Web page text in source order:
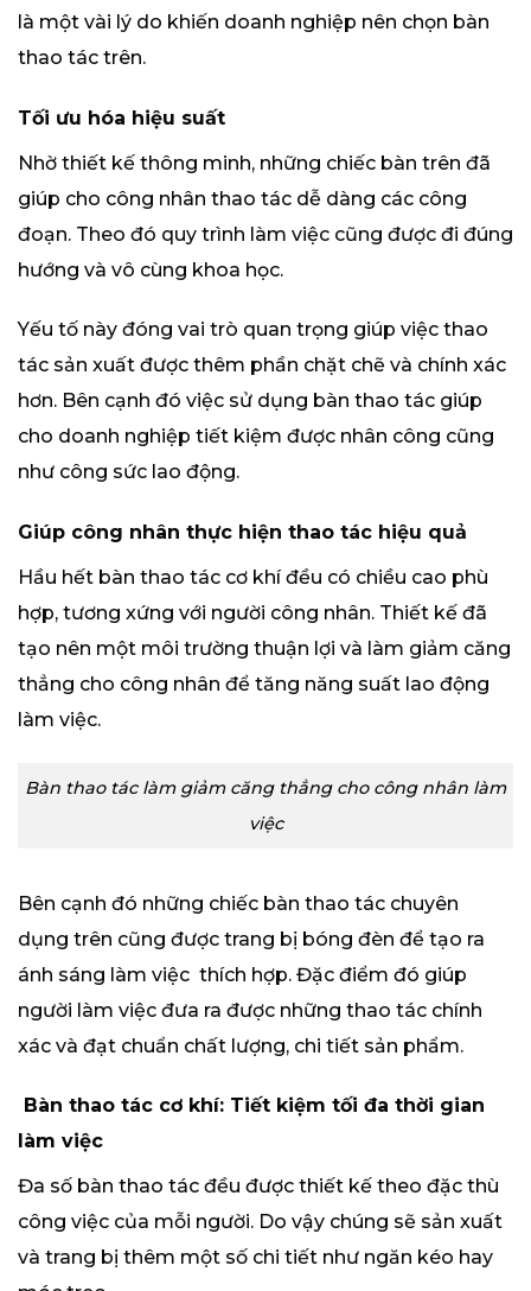
là một vài lý do khiến doanh nghiệp nên chọn bàn
thao tác trên.
Tối ưu hóa hiệu suất
Nhờ thiết kế thông minh, những chiếc bàn trên đã
giúp cho công nhân thao tác dễ dàng các công
đoạn. Theo đó quy trình làm việc cũng được đi đúng
hướng và vô cùng khoa học.
Yếu tố này đóng vai trò quan trọng giúp việc thao
tác sản xuất được thêm phần chặt chẽ và chính xác
hơn. Bên cạnh đó việc sử dụng bàn thao tác giúp
cho doanh nghiệp tiết kiệm được nhân công cũng
như công sức lao động.
Giúp công nhân thực hiện thao tác hiệu quả
Hầu hết bàn thao tác cơ khí đều có chiều cao phù
hợp, tương xứng với người công nhân. Thiết kế đã
tạo nên một môi trường thuận lợi và làm giảm căng
thẳng cho công nhân để tăng năng suất lao động
làm việc.
Bàn thao tác làm giảm căng thẳng cho công nhân làm
việc
Bên cạnh đó những chiếc bàn thao tác chuyên
dụng trên cũng được trang bị bóng đèn để tạo ra
ánh sáng làm việc thích hợp. Đặc điểm đó giúp
người làm việc đưa ra được những thao tác chính
xác và đạt chuẩn chất lượng, chi tiết sản phẩm.
Bàn thao tác cơ khí: Tiết kiệm tối đa thời gian
làm việc
Đa số bàn thao tác đều được thiết kế theo đặc thù
công việc của mỗi người. Do vậy chúng sẽ sản xuất
và trang bị thêm một số chi tiết như ngăn kéo hay